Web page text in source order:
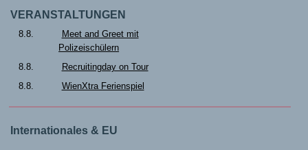
VERANSTALTUNGEN
8.8.
Meet and Greet mit
Polizeischülern
8.8.
Recruitingday on Tour
8.8.
WienXtra Ferienspiel
Internationales & EU